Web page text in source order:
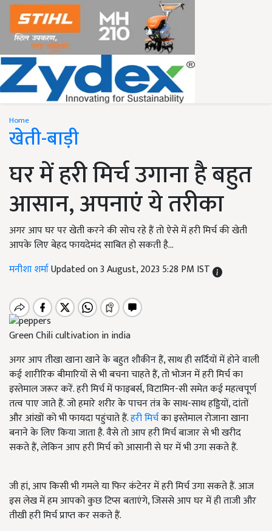
Home
खेती-बाड़ी
घर में हरी मिर्च उगाना है बहुत
आसान, अपनाएं ये तरीका
अगर आप घर पर खेती करने की सोच रहे हैं तो ऐसे में हरी मिर्च की खेती
आपके लिए बेहद फायदेमंद साबित हो सकती है...
मनीशा शर्माUpdated on 3 August, 2023 5:28 PM IST
Green Chili cultivation in india
अगर आप तीखा खाना खाने के बहुत शौकीन हैं, साथ ही सर्दियों में होने वाली
कई शारीरिक बीमारियों से भी बचना चाहते हैं, तो भोजन में हरी मिर्च का
इस्तेमाल जरूर करें. हरी मिर्च में फाइबर्स, विटामिन-सी समेत कई महत्वपूर्ण
तत्व पाए जाते हैं. जो हमारे शरीर के पाचन तंत्र के साथ-साथ हड्डि‍यों, दांतों
और आंखों को भी फायदा पहुंचाते हैं.हरी मिर्चका इस्तेमाल रोजाना खाना
बनाने के लिए किया जाता है. वैसे तो आप हरी मिर्च बाजार से भी खरीद
सकते हैं, लेकिन आप हरी मिर्च को आसानी से घर में भी उगा सकते हैं.
जी हां, आप किसी भी गमले या फिर कंटेनर में हरी मिर्च उगा सकते हैं. आज
इस लेख में हम आपको कुछ टिप्स बताएंगे, जिससे आप घर में ही ताजी और
तीखी हरी मिर्च प्राप्त कर सकते हैं.